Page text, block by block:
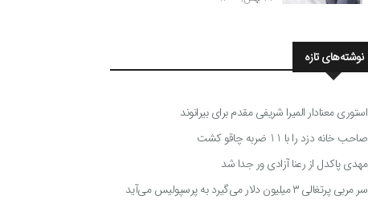
نوشته‌های تازه
استوری معنادار المیرا شریفی مقدم برای بیرانوند
صاحب خانه دزد را با 11 ضربه چاقو کشت
مهدی پاکدل از رعنا آزادی ور جدا شد
سر مربی پرتغالی ۳ میلیون دلار می‌گیرد به پرسپولیس می‌آید